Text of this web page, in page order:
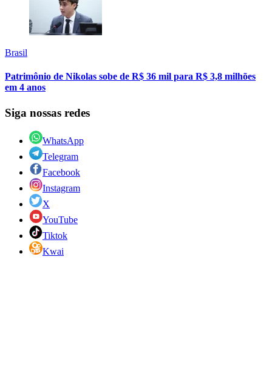
Brasil
Patrimônio de Nikolas sobe de R$ 36 mil para R$ 3,8 milhões
em 4 anos
Siga nossas redes
WhatsApp
Telegram
Facebook
Instagram
X
YouTube
Tiktok
Kwai